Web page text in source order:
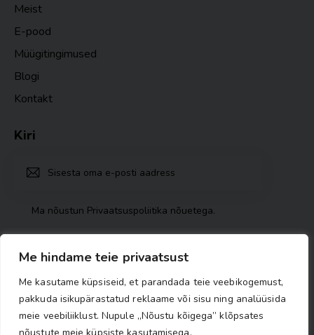
Me hindame teie privaatsust
Me kasutame küpsiseid, et parandada teie veebikogemust,
pakkuda isikupärastatud reklaame või sisu ning analüüsida
meie veebiliiklust. Nupule „Nõustu kõigega” klõpsates
Meist
E-pood
Müügitingimused
Blogi
Kontakt
Kiri
Ma nõustun Privaatsuspoliitika nõuetega.